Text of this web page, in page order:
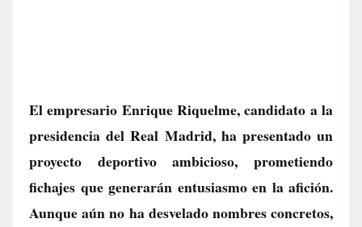
El empresario Enrique Riquelme, candidato a la
presidencia del Real Madrid, ha presentado un
proyecto deportivo ambicioso, prometiendo
fichajes que generarán entusiasmo en la afición.
Aunque aún no ha desvelado nombres concretos,